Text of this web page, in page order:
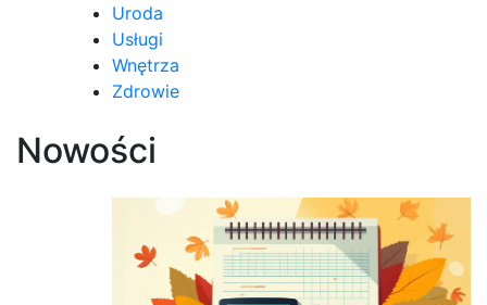
Uroda
Usługi
Wnętrza
Zdrowie
Nowości